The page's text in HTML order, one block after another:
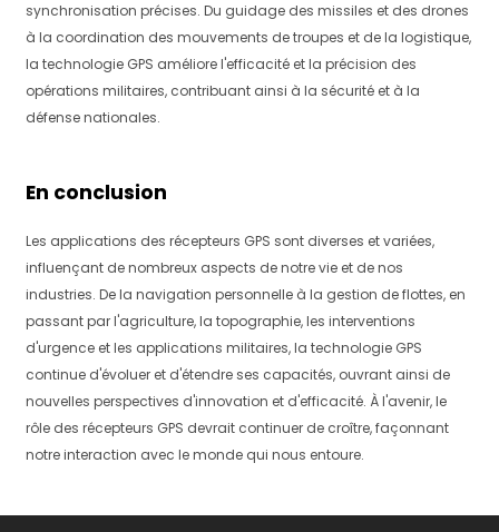
synchronisation précises. Du guidage des missiles et des drones
à la coordination des mouvements de troupes et de la logistique,
la technologie GPS améliore l'efficacité et la précision des
opérations militaires, contribuant ainsi à la sécurité et à la
défense nationales.
En conclusion
Les applications des récepteurs GPS sont diverses et variées,
influençant de nombreux aspects de notre vie et de nos
industries. De la navigation personnelle à la gestion de flottes, en
passant par l'agriculture, la topographie, les interventions
d'urgence et les applications militaires, la technologie GPS
continue d'évoluer et d'étendre ses capacités, ouvrant ainsi de
nouvelles perspectives d'innovation et d'efficacité. À l'avenir, le
rôle des récepteurs GPS devrait continuer de croître, façonnant
notre interaction avec le monde qui nous entoure.